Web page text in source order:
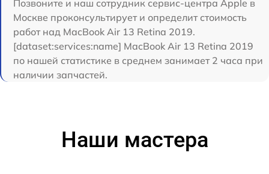
Позвоните и наш сотрудник сервис-центра Apple в
Москве проконсультирует и определит стоимость
работ над MacBook Air 13 Retina 2019.
[dataset:services:name] MacBook Air 13 Retina 2019
по нашей статистике в среднем занимает 2 часа при
наличии запчастей.
Наши мастера